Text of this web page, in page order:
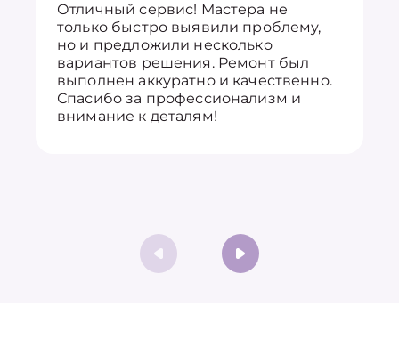
Отличный сервис! Мастера не
только быстро выявили проблему,
но и предложили несколько
вариантов решения. Ремонт был
выполнен аккуратно и качественно.
Спасибо за профессионализм и
внимание к деталям!